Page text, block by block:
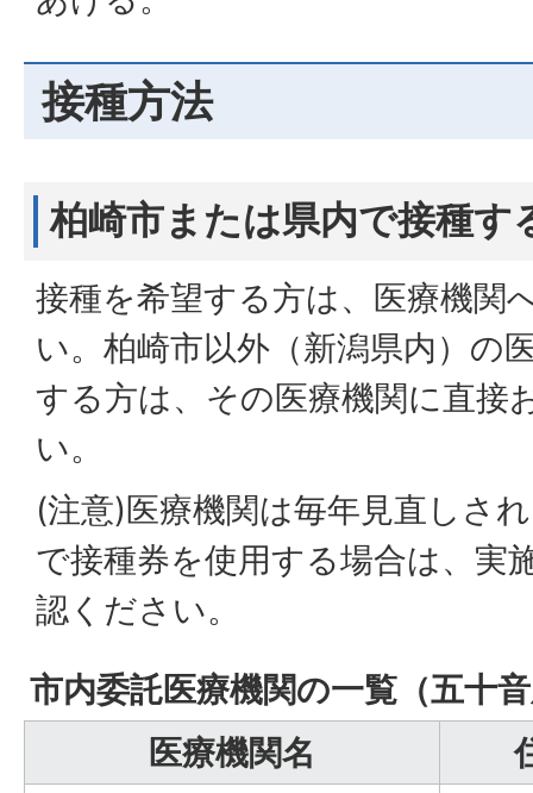
接種方法
柏崎市または県内で接種す
接種を希望する方は、医療機関
い。柏崎市以外（新潟県内）の
する方は、その医療機関に直接
い。
(注意)医療機関は毎年見直しさ
で接種券を使用する場合は、実
認ください。
市内委託医療機関の一覧（五十
医療機関名